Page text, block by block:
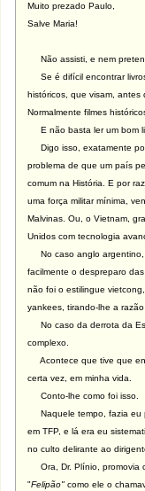
Muito prezado Paulo,
Salve Maria!
Não assisti, e nem
Se é difícil encontrar
históricos, que visam,
Normalmente filmes
E não basta ler um bom
Digo isso, exatamente
problema de que um país
comum na História. E por
uma força militar mínima,
Malvinas. Ou, o Vietnam,
Unidos com tecnologia
No caso anglo argentino,
facilmente o despreparo
não foi o estilingue
yankees, tirando-lhe a
No caso da derrota da
complexo.
Acontece que tive que
certa vez, em minha vida.
Conto-lhe como foi isso.
Naquele tempo, fazia eu
em TFP, e lá era eu
no culto delirante ao
Ora, Dr. Plínio, promovia
"Felipão"como ele o